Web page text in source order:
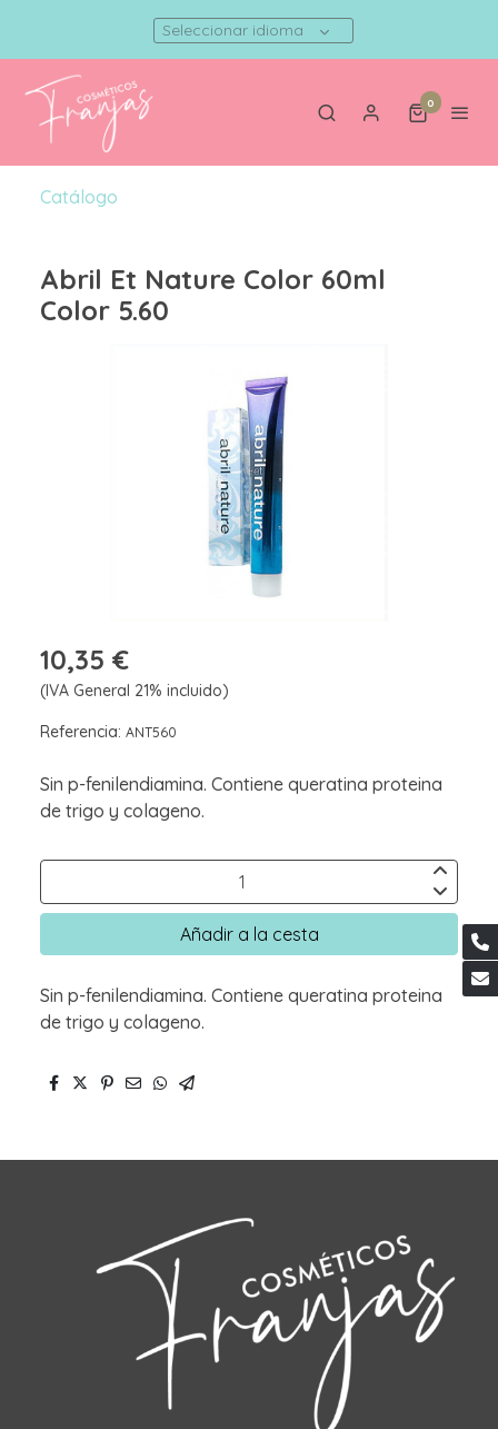
Seleccionar idioma
0
Catálogo
Abril Et Nature Color 60ml
Color 5.60
10,35 €
(IVA General 21% incluido)
Referencia: ANT560
Sin p-fenilendiamina. Contiene queratina proteina
de trigo y colageno.
Añadir a la cesta
Sin p-fenilendiamina. Contiene queratina proteina
de trigo y colageno.